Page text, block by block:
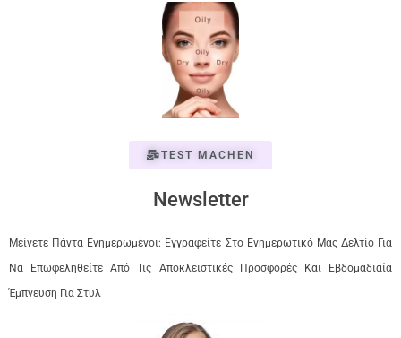
TEST MACHEN
Newsletter
Μείνετε Πάντα Ενημερωμένοι: Εγγραφείτε Στο Ενημερωτικό Μας Δελτίο Για
Να Επωφεληθείτε Από Τις Αποκλειστικές Προσφορές Και Εβδομαδιαία
Έμπνευση Για Στυλ